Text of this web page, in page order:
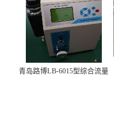
青岛路博LB-6015型综合流量